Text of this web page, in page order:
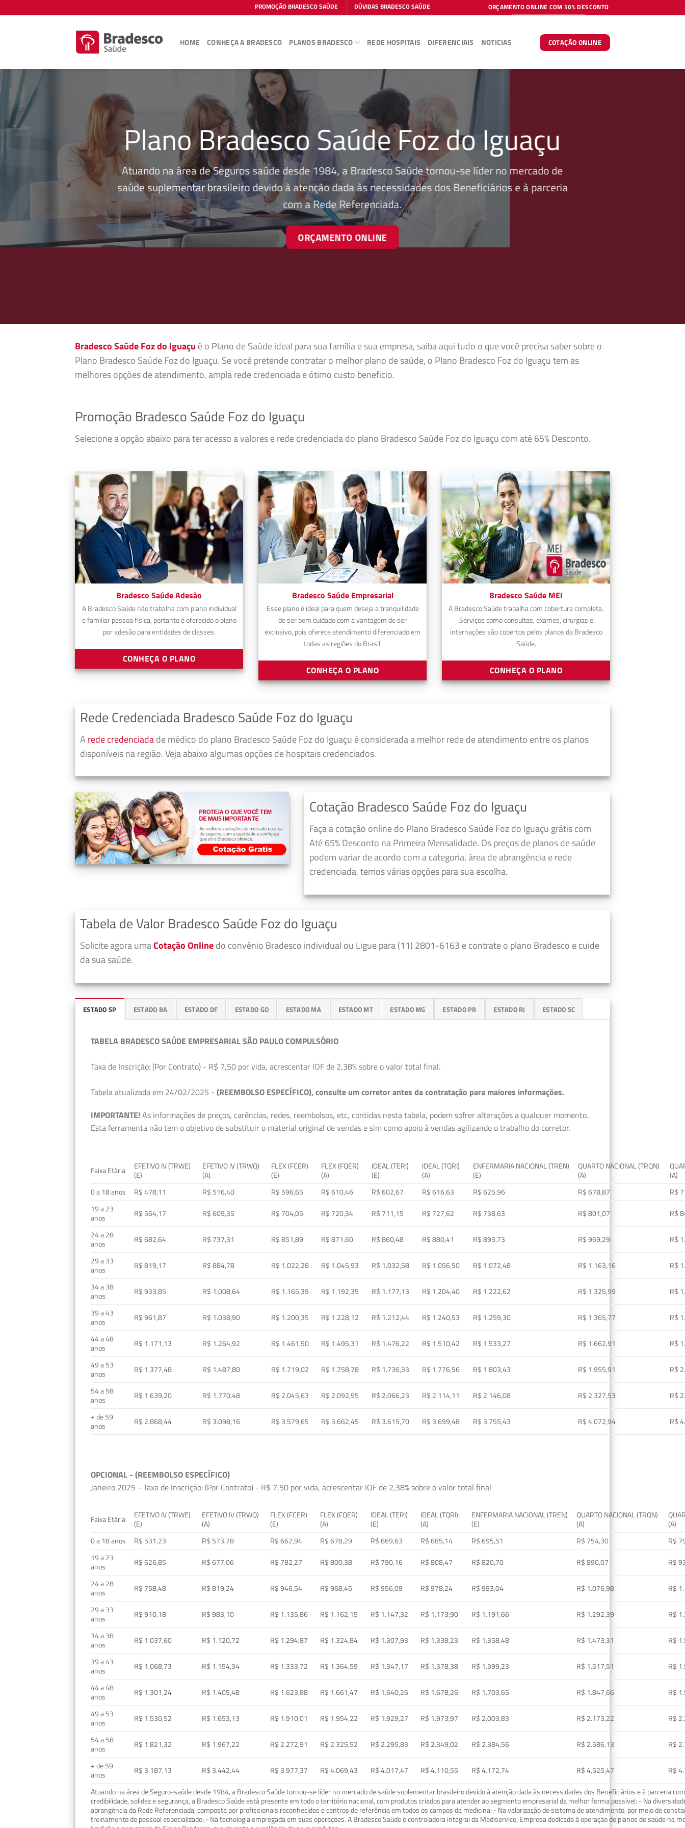
to
PROMOÇÃO BRADESCO SAÚDE DÚVIDAS BRADESCO SAÚDE ORÇAMENTO ONLINE COM 50% DESCONTO
HOME CONHEÇA A BRADESCO PLANOS BRADESCO REDE HOSPITAIS DIFERENCIAIS NOTICIAS COTAÇÃO ONLINE
Plano Bradesco Saúde Foz do Iguaçu
Atuando na área de Seguros saúde desde 1984, a Bradesco Saúde tornou-se líder no mercado de
saúde suplementar brasileiro devido à atenção dada às necessidades dos Beneficiários e à parceria
com a Rede Referenciada.
ORÇAMENTO ONLINE
Bradesco Saúde Foz do Iguaçu é o Plano de Saúde ideal para sua família e sua empresa, saiba aqui tudo o que você precisa saber sobre o
Plano Bradesco Saúde Foz do Iguaçu. Se você pretende contratar o melhor plano de saúde, o Plano Bradesco Foz do Iguaçu tem as
melhores opções de atendimento, ampla rede credenciada e ótimo custo beneficio.
Promoção Bradesco Saúde Foz do Iguaçu
Selecione a opção abaixo para ter acesso a valores e rede credenciada do plano Bradesco Saúde Foz do Iguaçu com até 65% Desconto.
Bradesco Saúde Adesão
A Bradesco Saúde não trabalha com plano individual
e familiar pessoa física, portanto é oferecido o plano
por adesão para entidades de classes.
CONHEÇA O PLANO
Bradesco Saúde Empresarial
Esse plano é ideal para quem deseja a tranquilidade
de ser bem cuidado com a vantagem de ser
exclusivo, pois oferece atendimento diferenciado em
todas as regiões do Brasil.
CONHEÇA O PLANO
Bradesco Saúde MEI
A Bradesco Saúde trabalha com cobertura completa.
Serviços como consultas, exames, cirurgias e
internações são cobertos pelos planos da Bradesco
Saúde.
CONHEÇA O PLANO
Rede Credenciada Bradesco Saúde Foz do Iguaçu
A rede credenciadade médico do plano Bradesco Saúde Foz do Iguaçu é considerada a melhor rede de atendimento entre os planos
disponíveis na região. Veja abaixo algumas opções de hospitais credenciados.
Cotação Bradesco Saúde Foz do Iguaçu
Faça a cotação online do Plano Bradesco Saúde Foz do Iguaçu grátis com
Até 65% Desconto na Primeira Mensalidade. Os preços de planos de saúde
podem variar de acordo com a categoria, área de abrangência e rede
credenciada, temos várias opções para sua escolha.
Tabela de Valor Bradesco Saúde Foz do Iguaçu
Solicite agora umaCotação Onlinedo convênio Bradesco individual ou Ligue para (11) 2801-6163 e contrate o plano Bradesco e cuide
da sua saúde.
ESTADO SP ESTADO BA ESTADO DF ESTADO GO ESTADO MA ESTADO MT ESTADO MG ESTADO PR ESTADO RJ ESTADO SC
TABELA BRADESCO SAÚDE EMPRESARIAL SÃO PAULO COMPULSÓRIO
Taxa de Inscrição: (Por Contrato) - R$ 7,50 por vida, acrescentar IOF de 2,38% sobre o valor total final.
Tabela atualizada em 24/02/2025 - (REEMBOLSO ESPECÍFICO), consulte um corretor antes da contratação para maiores informações.
IMPORTANTE!As informações de preços, carências, redes, reembolsos, etc, contidas nesta tabela, podem sofrer alterações a qualquer momento.
Esta ferramenta não tem o objetivo de substituir o material original de vendas e sim como apoio à vendas agilizando o trabalho do corretor.
Faixa Etária
EFETIVO IV (TRWE)
(E)
EFETIVO IV (TRWQ)
(A)
FLEX (FCER)
(E)
FLEX (FQER)
(A)
IDEAL (TERI)
(E)
IDEAL (TQRI)
(A)
ENFERMARIA NACIONAL (TREN)
(E)
QUARTO NACIONAL (TRQN)
(A)
(A)
0 a 18 anos
R$ 478,11 R$ 516,40 R$ 596,65 R$ 610,46 R$ 602,67 R$ 616,63 R$ 625,96 R$ 678,87
R$
19 a 23
anos
R$ 564,17 R$ 609,35 R$ 704,05 R$ 720,34 R$ 711,15 R$ 727,62 R$ 738,63 R$ 801,07
R$
24 a 28
anos
R$ 682,64 R$ 737,31 R$ 851,89 R$ 871,60 R$ 860,48 R$ 880,41 R$ 893,73 R$ 969,29
R$
29 a 33
anos
R$ 819,17 R$ 884,78 R$ 1.022,28 R$ 1.045,93 R$ 1.032,58 R$ 1.056,50 R$ 1.072,48 R$ 1.163,16
R$
34 a 38
anos
R$ 933,85 R$ 1.008,64 R$ 1.165,39 R$ 1.192,35 R$ 1.177,13 R$ 1.204,40 R$ 1.222,62 R$ 1.325,99
R$
39 a 43
anos
R$ 961,87 R$ 1.038,90 R$ 1.200,35 R$ 1.228,12 R$ 1.212,44 R$ 1.240,53 R$ 1.259,30 R$ 1.365,77
R$
44 a 48
anos
R$ 1.171,13 R$ 1.264,92 R$ 1.461,50 R$ 1.495,31 R$ 1.476,22 R$ 1.510,42 R$ 1.533,27 R$ 1.662,91
R$
49 a 53
anos
R$ 1.377,48 R$ 1.487,80 R$ 1.719,02 R$ 1.758,78 R$ 1.736,33 R$ 1.776,56 R$ 1.803,43 R$ 1.955,91
R$
54 a 58
anos
R$ 1.639,20 R$ 1.770,48 R$ 2.045,63 R$ 2.092,95 R$ 2.066,23 R$ 2.114,11 R$ 2.146,08 R$ 2.327,53
R$
+ de 59
anos
R$ 2.868,44 R$ 3.098,16 R$ 3.579,65 R$ 3.662,45 R$ 3.615,70 R$ 3.699,48 R$ 3.755,43 R$ 4.072,94 R$
OPCIONAL - (REEMBOLSO ESPECÍFICO)
Janeiro 2025 - Taxa de Inscrição: (Por Contrato) - R$ 7,50 por vida, acrescentar IOF de 2,38% sobre o valor total final
Faixa Etária
EFETIVO IV (TRWE)
(E)
EFETIVO IV (TRWQ)
(A)
FLEX (FCER)
(E)
FLEX (FQER)
(A)
IDEAL (TERI)
(E)
IDEAL (TQRI)
(A)
ENFERMARIA NACIONAL (TREN)
(E)
QUARTO NACIONAL (TRQN)
(A)
(A)
0 a 18 anos
R$ 531,23 R$ 573,78 R$ 662,94 R$ 678,29 R$ 669,63 R$ 685,14 R$ 695,51 R$ 754,30
R$
19 a 23
anos
R$ 626,85 R$ 677,06 R$ 782,27 R$ 800,38 R$ 790,16 R$ 808,47 R$ 820,70 R$ 890,07
R$
24 a 28
anos
R$ 758,48 R$ 819,24 R$ 946,54 R$ 968,45 R$ 956,09 R$ 978,24 R$ 993,04 R$ 1.076,98
R$
29 a 33
anos
R$ 910,18 R$ 983,10 R$ 1.135,86 R$ 1.162,15 R$ 1.147,32 R$ 1.173,90 R$ 1.191,66 R$ 1.292,39
R$
34 a 38
anos
R$ 1.037,60 R$ 1.120,72 R$ 1.294,87 R$ 1.324,84 R$ 1.307,93 R$ 1.338,23 R$ 1.358,48 R$ 1.473,31
R$
39 a 43
anos
R$ 1.068,73 R$ 1.154,34 R$ 1.333,72 R$ 1.364,59 R$ 1.347,17 R$ 1.378,38 R$ 1.399,23 R$ 1.517,51
R$
44 a 48
anos
R$ 1.301,24 R$ 1.405,48 R$ 1.623,88 R$ 1.661,47 R$ 1.640,26 R$ 1.678,26 R$ 1.703,65 R$ 1.847,66
R$
49 a 53
anos
R$ 1.530,52 R$ 1.653,13 R$ 1.910,01 R$ 1.954,22 R$ 1.929,27 R$ 1.973,97 R$ 2.003,83 R$ 2.173,22
R$
54 a 58
anos
R$ 1.821,32 R$ 1.967,22 R$ 2.272,91 R$ 2.325,52 R$ 2.295,83 R$ 2.349,02 R$ 2.384,56 R$ 2.586,13
R$
+ de 59
anos
R$ 3.187,13 R$ 3.442,44 R$ 3.977,37 R$ 4.069,43 R$ 4.017,47 R$ 4.110,55 R$ 4.172,74 R$ 4.525,47
R$
Atuando na área de Seguro-saúde desde 1984, a Bradesco Saúde tornou-se líder no mercado de saúde suplementar brasileiro devido à atenção dada às necessidades dos Beneficiários e à parceria
credibilidade, solidez e segurança, a Bradesco Saúde está presente em todo o território nacional, com produtos criados para atender ao segmento empresarial da melhor forma possível: - Na
abrangência da Rede Referenciada, composta por profissionais reconhecidos e centros de referência em todos os campos da medicina; - Na valorização do sistema de atendimento, por meio de
treinamento de pessoal especializado; - Na tecnologia empregada em suas operações. A Bradesco Saúde é controladora integral da Mediservice, Empresa dedicada à operação de planos de saúde na